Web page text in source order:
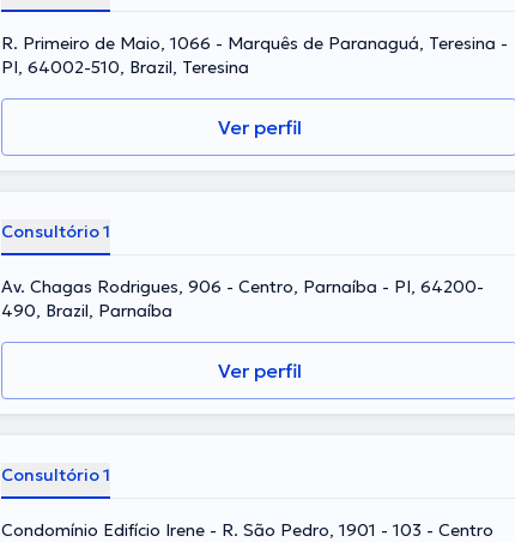
R. Primeiro de Maio, 1066 - Marquês de Paranaguá, Teresina -
PI, 64002-510, Brazil, Teresina
Ver perfil
Consultório 1
Av. Chagas Rodrigues, 906 - Centro, Parnaíba - PI, 64200-
490, Brazil, Parnaíba
Ver perfil
Consultório 1
Condomínio Edifício Irene - R. São Pedro, 1901 - 103 - Centro